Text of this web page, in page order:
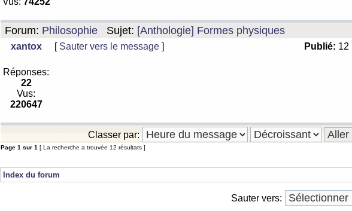
Forum: Philosophie Sujet: [Anthologie] Formes physiques
xantox [ Sauter vers le message ] Publié: 12
Réponses:
22
Vus:
220647
Classer par:
Page 1 sur 1 [ La recherche a trouvée 12 résultats ]
Index du forum
Sauter vers: